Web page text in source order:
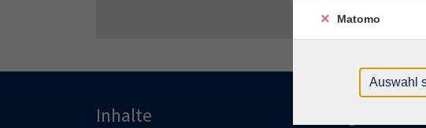
Inhalte
Matomo
Auswahl